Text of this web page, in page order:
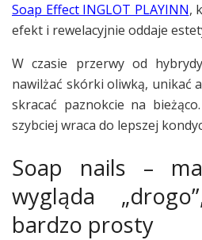
Soap Effect INGLOT PLAYINN,
efekt i rewelacyjnie oddaje
W czasie przerwy od
nawilżać skórki oliwką, unikać
skracać paznokcie na
szybciej wraca do lepszej
Soap nails –
wygląda
bardzo prosty